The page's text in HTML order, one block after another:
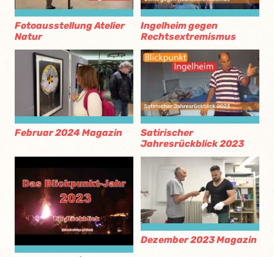
Fotoausstellung Atelier
Natur
Ingelheim gegen
Rechtsextremismus
Februar 2024 Magazin
Satirischer
Jahresrückblick 2023
Dezember 2023 Magazin